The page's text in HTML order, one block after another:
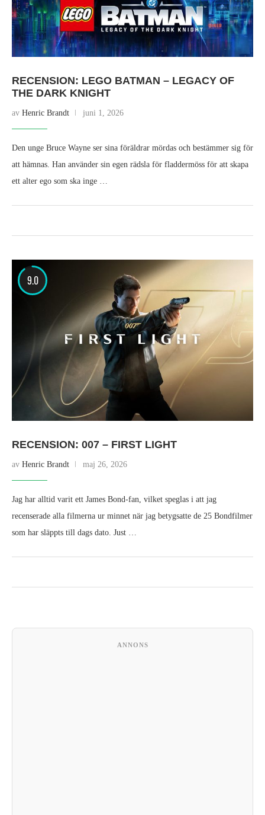
RECENSION: LEGO BATMAN – LEGACY OF
THE DARK KNIGHT
av Henric Brandt juni 1, 2026
Den unge Bruce Wayne ser sina föräldrar mördas och bestämmer sig för
att hämnas. Han använder sin egen rädsla för fladdermöss för att skapa
ett alter ego som ska inge …
9.0
RECENSION: 007 – FIRST LIGHT
av Henric Brandt maj 26, 2026
Jag har alltid varit ett James Bond‑fan, vilket speglas i att jag
recenserade alla filmerna ur minnet när jag betygsatte de 25 Bondfilmer
som har släppts till dags dato. Just …
ANNONS